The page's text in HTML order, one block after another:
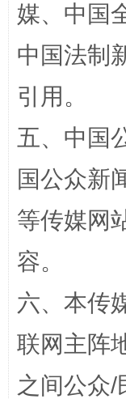
国家大学
媒、中国
中国法制
引用。
五、中国
国公众新
等传媒网
容。
六、本传
联网主阵
之间公众